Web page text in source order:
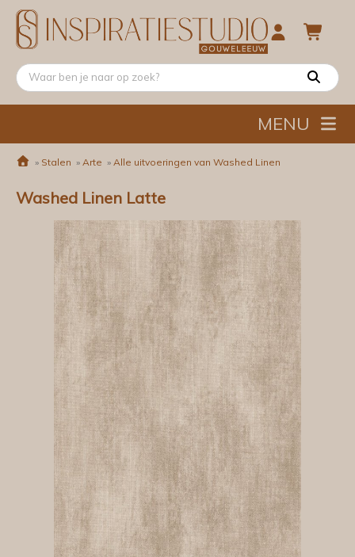
MENU
» Stalen » Arte » Alle uitvoeringen van Washed Linen
Washed Linen Latte